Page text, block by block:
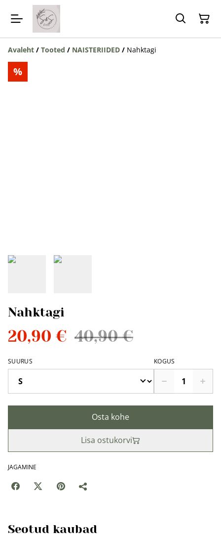
Avaleht / Tooted / NAISTERIIDED / Nahktagi
%
Nahktagi
20,90 € 40,90 €
SUURUS KOGUS
Osta kohe
Lisa ostukorvi
JAGAMINE
Seotud kaubad